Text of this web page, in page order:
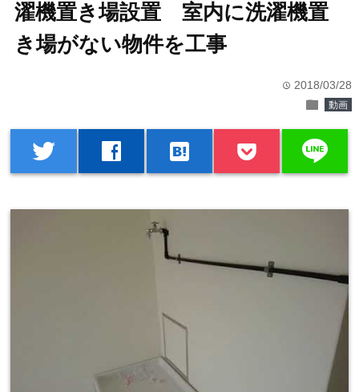
濯機置き場設置 室内に洗濯機置
き場がない物件を工事
time 2018/03/28
folder 動画
twitter facebook hatenabookmark line